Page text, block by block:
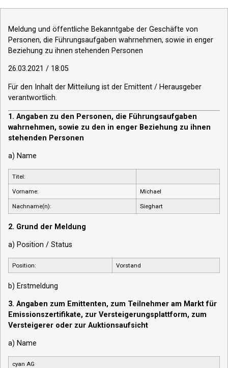
Meldung und öffentliche Bekanntgabe der Geschäfte von
Personen, die Führungsaufgaben wahrnehmen, sowie in enger
Beziehung zu ihnen stehenden Personen
26.03.2021 / 18:05
Für den Inhalt der Mitteilung ist der Emittent / Herausgeber
verantwortlich.
1. Angaben zu den Personen, die Führungsaufgaben
wahrnehmen, sowie zu den in enger Beziehung zu ihnen
stehenden Personen
a) Name
Titel:
Vorname: Michael
Nachname(n): Sieghart
2. Grund der Meldung
a) Position / Status
Position: Vorstand
b) Erstmeldung
3. Angaben zum Emittenten, zum Teilnehmer am Markt für
Emissionszertifikate, zur Versteigerungsplattform, zum
Versteigerer oder zur Auktionsaufsicht
a) Name
cyan AG